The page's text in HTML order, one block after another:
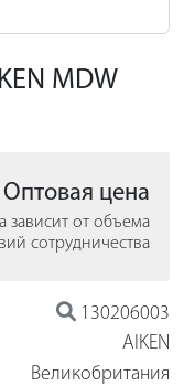
MDW
Оптовая цена
зависит от объема
сотрудничества
130206003
AIKEN
Великобритания